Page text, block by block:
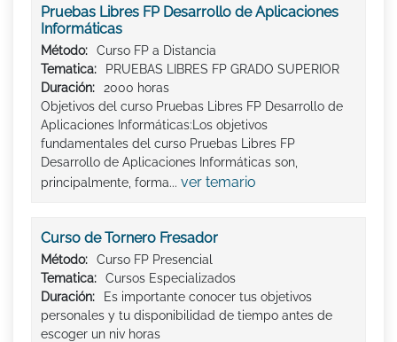
Pruebas Libres FP Desarrollo de Aplicaciones
Informáticas
Método:
Curso FP a Distancia
Tematica:
PRUEBAS LIBRES FP GRADO SUPERIOR
Duración:
2000 horas
Objetivos del curso Pruebas Libres FP Desarrollo de
Aplicaciones Informáticas:Los objetivos
fundamentales del curso Pruebas Libres FP
Desarrollo de Aplicaciones Informáticas son,
principalmente, forma... ver temario
Curso de Tornero Fresador
Método:
Curso FP Presencial
Tematica:
Cursos Especializados
Duración:
Es importante conocer tus objetivos
personales y tu disponibilidad de tiempo antes de
escoger un niv horas